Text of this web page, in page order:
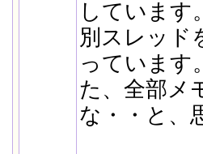
しています
別スレッド
っています
た、全部メ
な・・と、